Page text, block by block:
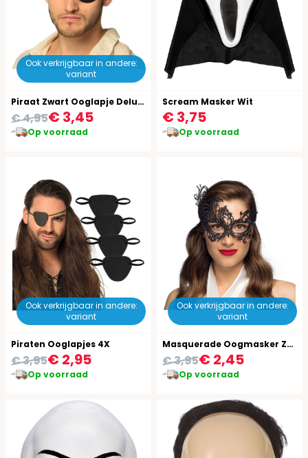
Ook verkrijgbaar in andere:
variant
Piraat Zwart Ooglapje Deluxe
€ 3,45
€ 4,95
Op voorraad
Scream Masker Wit
€ 3,75
Op voorraad
Ook verkrijgbaar in andere:
variant
Piraten Ooglapjes 4X
€ 2,95
€ 3,95
Op voorraad
Ook verkrijgbaar in andere:
variant
Masquerade Oogmasker Zwart Kant
€ 2,45
€ 3,95
Op voorraad